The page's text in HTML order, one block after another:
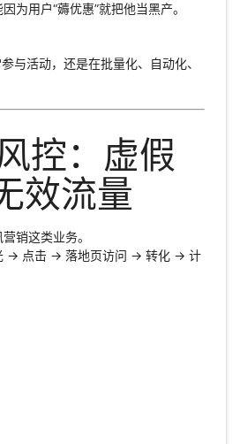
为用户“薅优惠”就把他当黑产。
与活动，还是在批量化、自动化、
控：虚假
效流量
销这类业务。
→ 点击 → 落地页访问 → 转化 → 计